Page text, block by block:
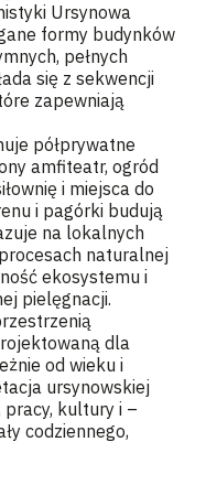
Ursynowa
formy budynków
pełnych
się z sekwencji
zapewniają
półprywatne
amfiteatr, ogród
i miejsca do
i pagórki budują
na lokalnych
naturalnej
ekosystemu i
pielęgnacji.
dla
od wieku i
ursynowskiej
kultury i –
codziennego,